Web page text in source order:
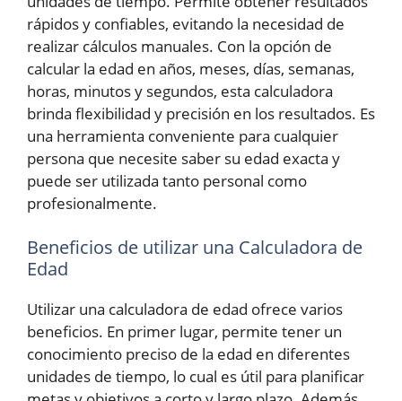
rápidos y confiables, evitando la necesidad de
realizar cálculos manuales. Con la opción de
calcular la edad en años, meses, días, semanas,
horas, minutos y segundos, esta calculadora
brinda flexibilidad y precisión en los resultados. Es
una herramienta conveniente para cualquier
persona que necesite saber su edad exacta y
puede ser utilizada tanto personal como
profesionalmente.
Beneficios de utilizar una Calculadora de
Edad
Utilizar una calculadora de edad ofrece varios
beneficios. En primer lugar, permite tener un
conocimiento preciso de la edad en diferentes
unidades de tiempo, lo cual es útil para planificar